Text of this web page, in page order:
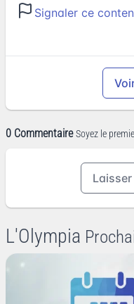
Signaler ce
0 Commentaire Soyez le
L'Olympia